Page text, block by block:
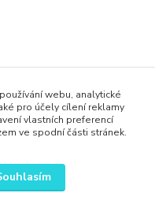
webu, analytické
pro účely cílení reklamy
vlastních preferencí
ve spodní části stránek.